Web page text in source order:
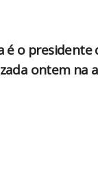
é o
ontem na